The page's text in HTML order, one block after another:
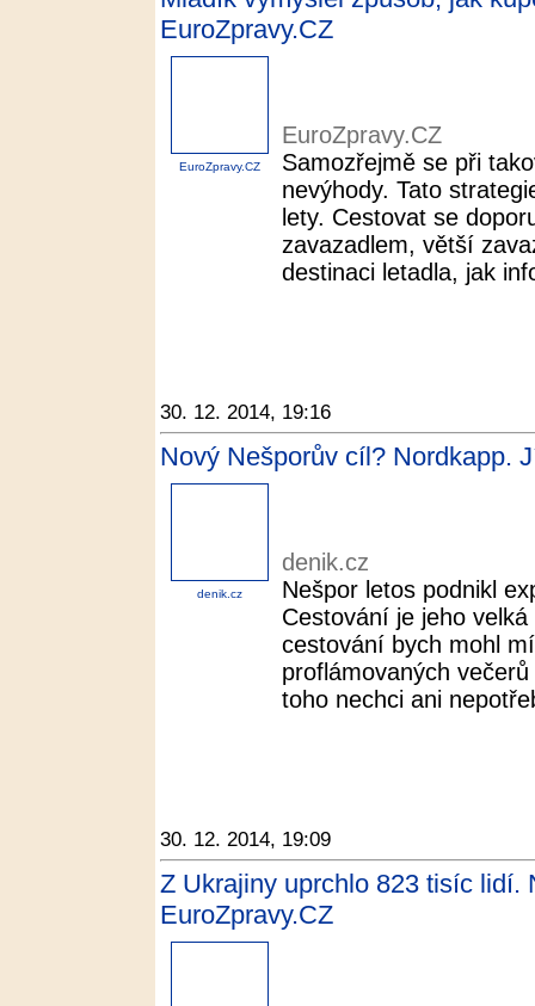
EuroZpravy.CZ
EuroZpravy.CZ
EuroZpravy.CZ
Samozřejmě se při
nevýhody. Tato
lety. Cestovat se
zavazadlem, větší
destinaci letadla, jak
30. 12. 2014, 19:16
Nový Nešporův cíl? Nordkapp.
denik.cz
denik.cz
Nešpor letos podnikl
Cestování je jeho
cestování bych mohl
proflámovaných
toho nechci ani
30. 12. 2014, 19:09
Z Ukrajiny uprchlo 823 tisíc lidí.
EuroZpravy.CZ